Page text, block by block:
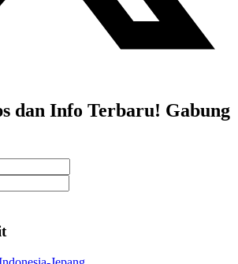
dan Info Terbaru! Gabung